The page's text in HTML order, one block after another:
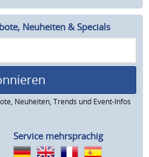
Neuheiten & Specials
Neuheiten, Trends und Event-Infos
Service mehrsprachig